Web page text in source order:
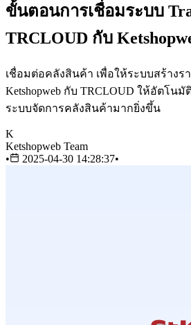
ขั้นตอนการเชื่อมระบบ
TRCLOUD กับ
เชื่อมต่อคลังสินค้า เพื่อให้ระบบสร้างร
Ketshopweb กับ TRCLOUD ให้อัตโน
ระบบจัดการคลังสินค้ามากยิ่งขึ้น
K
Ketshopweb Team
•
2025-04-30 14:28:37•